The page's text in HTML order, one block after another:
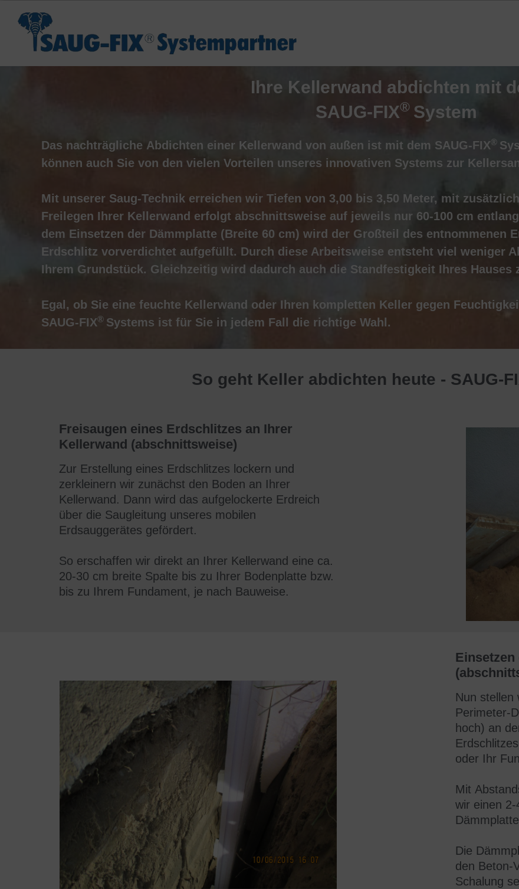
Ihre Kellerwand abdichten mit
SAUG-FIX® System
Das nachträgliche Abdichten einer Kellerwand von außen ist mit dem SAUG-FIX®
können auch Sie von den vielen Vorteilen unseres innovativen Systems zur
Mit unserer Saug-Technik erreichen wir Tiefen von 3,00 bis 3,50 Meter, mit
Freilegen Ihrer Kellerwand erfolgt abschnittsweise auf jeweils nur 60-100 cm
dem Einsetzen der Dämmplatte (Breite 60 cm) wird der Großteil des entnommenen
Erdschlitz vorverdichtet aufgefüllt. Durch diese Arbeitsweise entsteht viel weniger
Ihrem Grundstück. Gleichzeitig wird dadurch auch die Standfestigkeit Ihres Hauses
Egal, ob Sie eine feuchte Kellerwand oder Ihren kompletten Keller gegen
SAUG-FIX® Systems ist für Sie in jedem Fall die richtige Wahl.
So geht Keller abdichten heute - SAUG-
Freisaugen eines Erdschlitzes an Ihrer
Kellerwand (abschnittsweise)
Zur Erstellung eines Erdschlitzes lockern und
zerkleinern wir zunächst den Boden an Ihrer
Kellerwand. Dann wird das aufgelockerte Erdreich
über die Saugleitung unseres mobilen
Erdsauggerätes gefördert.
So erschaffen wir direkt an Ihrer Kellerwand eine ca.
20-30 cm breite Spalte bis zu Ihrer Bodenplatte bzw.
bis zu Ihrem Fundament, je nach Bauweise.
Nun stellen
Perimeter-
hoch) an
oder Ihr
Mit
wir einen 2-
Die
den Beton-
Schalung